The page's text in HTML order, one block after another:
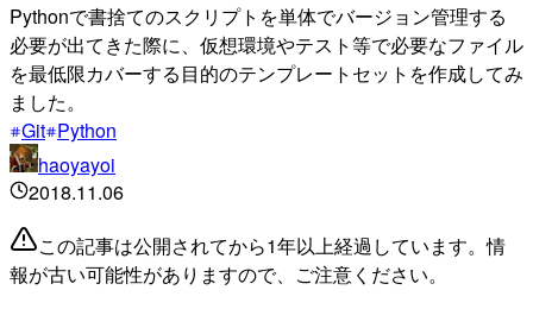
Pythonで書捨てのスクリプトを単体でバージョン管理する
必要が出てきた際に、仮想環境やテスト等で必要なファイル
を最低限カバーする目的のテンプレートセットを作成してみ
ました。
Git Python
haoyayoi
2018.11.06
この記事は公開されてから1年以上経過しています。情
報が古い可能性がありますので、ご注意ください。